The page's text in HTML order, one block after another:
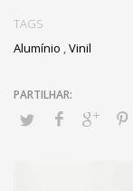
TAGS
Alumínio ,Vinil